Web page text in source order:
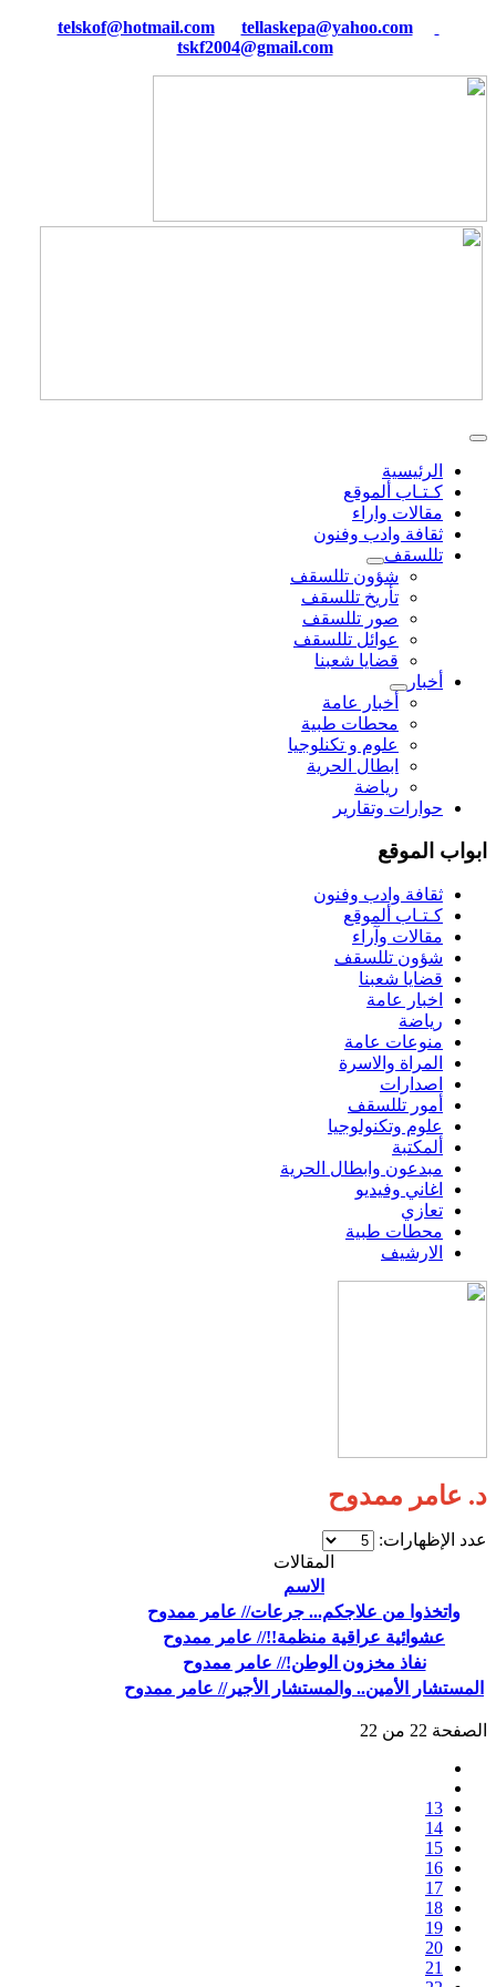
tellaskepa@yahoo.com
tskf2004@gmail.com
الرئيسية
كـتـاب ألموقع
مقالات واراء
ثقافة وادب وفنون
تللسقف
شؤون تللسقف
تأريخ تللسقف
صور تللسقف
عوائل تللسقف
قضايا شعبنا
أخبار
أخبار عامة
محطات طبية
علوم و تکنلوجیا
ابطال الحرية
رياضة
حوارات وتقارير
ابواب الموقع
ثقافة وادب وفنون
كـتـاب ألموقع
مقالات وآراء
شؤون تللسقف
قضايا شعبنا
اخبار عامة
رياضة
منوعات عامة
المراة والاسرة
اصدارات
أمور تللسقف
علوم وتكنولوجيا
ألمكتبة
مبدعون وابطال الحرية
اغاني وفيديو
تعازي
محطات طبية
الارشيف
د. عامر ممدوح
عدد الإظهارات:
المقالات
الاسم
واتخذوا من علاجكم... جرعات// عامر ممدوح
عشوائية عراقية منظمة!!// عامر ممدوح
نفاذ مخزون الوطن!// عامر ممدوح
المستشار الأمين.. والمستشار الأجير// عامر ممدوح
الصفحة 22 من 22
13
14
15
16
17
18
19
20
21